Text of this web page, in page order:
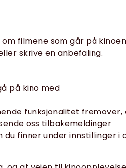
filmene som går på
skrive en anbefaling.
på kino med
funksjonalitet fremover,
oss tilbakemeldinger
finner under innstillinger i